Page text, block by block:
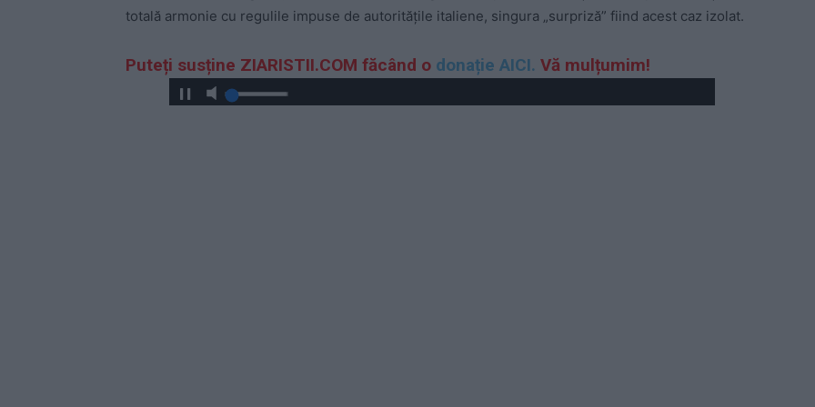
totală armonie cu regulile impuse de autoritățile italiene, singura „surpriză” fiind acest caz izolat.
Puteți susține ZIARISTII.COM făcând o donație AICI. Vă mulțumim!